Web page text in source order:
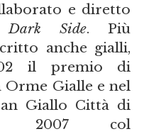
e diretto
Side. Più
anche gialli,
il premio di
Gialle e nel
Giallo Città di
2007 col